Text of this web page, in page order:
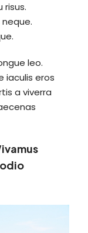
risus.
leo.
iaculis eros
a viverra